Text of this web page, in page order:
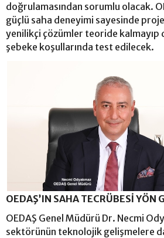
doğrulamasından sorumlu olacak.
güçlü saha deneyimi sayesinde
yenilikçi çözümler teoride kalmayıp
şebeke koşullarında test edilecek.
OEDAŞ’IN SAHA TECRÜBESİ YÖN
OEDAŞ Genel Müdürü Dr. Necmi
sektörünün teknolojik gelişmelere